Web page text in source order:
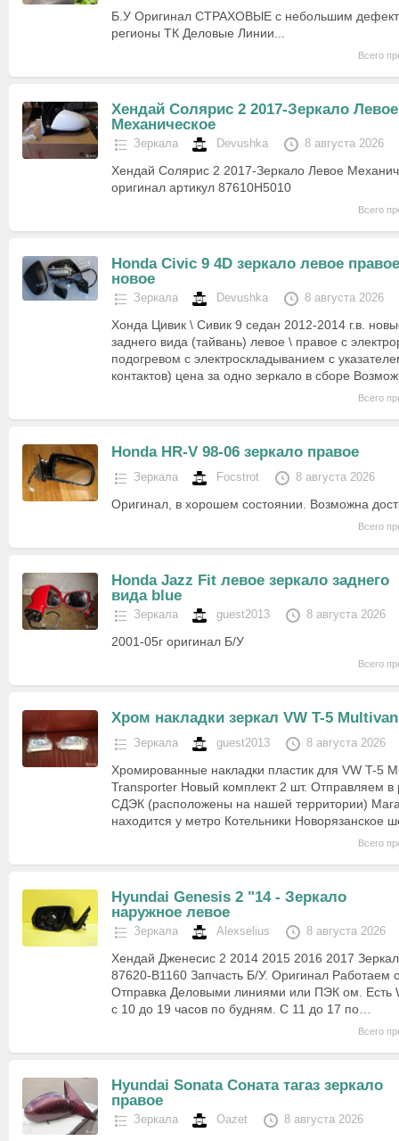
Б.У Оригинал СТРАХОВЫЕ с небольшим
регионы ТК Деловые Линии...
Всего
Хендай Солярис 2 2017-Зеркало Левое
Механическое
Зеркала Devushka 8 августа 2026
Хендай Солярис 2 2017-Зеркало Левое
оригинал артикул 87610H5010
Всего
Honda Civic 9 4D зеркало левое правое
новое
Зеркала Devushka 8 августа 2026
Хонда Цивик \ Сивик 9 седан 2012-2014 г.в.
заднего вида (тайвань) левое \ правое с
подогревом с электроскладыванием с
контактов) цена за одно зеркало в сборе
Всего
Honda HR-V 98-06 зеркало правое
Зеркала Focstrot 8 августа 2026
Оригинал, в хорошем состоянии. Возможна
Всего
Honda Jazz Fit левое зеркало заднего
вида blue
Зеркала guest2013 8 августа 2026
2001-05г оригинал Б/У
Всего
Хром накладки зеркал VW T-5 Multivan
Зеркала guest2013 8 августа 2026
Хромированные накладки пластик для VW T-5
Transporter Новый комплект 2 шт. Отправляем
СДЭК (расположены на нашей территории)
находится у метро Котельники Новорязанское
Всего
Hyundai Genesis 2 "14 - Зеркало
наружное левое
Зеркала Alexselius 8 августа 2026
Хендай Дженесис 2 2014 2015 2016 2017
87620-B1160 Запчасть Б/У. Оригинал Работаем
Отправка Деловыми линиями или ПЭК ом. Есть
с 10 до 19 часов по будням. С 11 до 17 по…
Всего
Hyundai Sonata Соната тагаз зеркало
правое
Зеркала Oazet 8 августа 2026